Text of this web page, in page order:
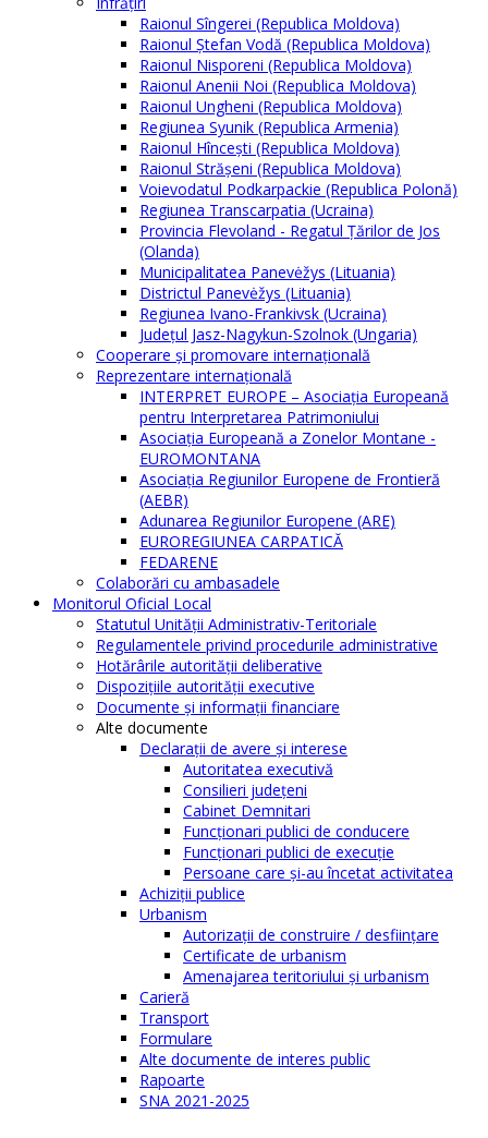
Raionul Sîngerei (Republica Moldova)
Raionul Ștefan Vodă (Republica Moldova)
Raionul Nisporeni (Republica Moldova)
Raionul Anenii Noi (Republica Moldova)
Raionul Ungheni (Republica Moldova)
Regiunea Syunik (Republica Armenia)
Raionul Hîncești (Republica Moldova)
Raionul Străşeni (Republica Moldova)
Voievodatul Podkarpackie (Republica Polonă)
Regiunea Transcarpatia (Ucraina)
Provincia Flevoland - Regatul Ţărilor de Jos
(Olanda)
Municipalitatea Panevėžys (Lituania)
Districtul Panevėžys (Lituania)
Regiunea Ivano-Frankivsk (Ucraina)
Judeţul Jasz-Nagykun-Szolnok (Ungaria)
Cooperare şi promovare internaţională
Reprezentare internaţională
INTERPRET EUROPE – Asociația Europeană
pentru Interpretarea Patrimoniului
Asociația Europeană a Zonelor Montane -
EUROMONTANA
Asociația Regiunilor Europene de Frontieră
(AEBR)
Adunarea Regiunilor Europene (ARE)
EUROREGIUNEA CARPATICĂ
FEDARENE
Colaborări cu ambasadele
Monitorul Oficial Local
Statutul Unităţii Administrativ-Teritoriale
Regulamentele privind procedurile administrative
Hotărârile autorităţii deliberative
Dispoziţiile autorităţii executive
Documente şi informaţii financiare
Alte documente
Declaraţii de avere şi interese
Autoritatea executivă
Consilieri judeţeni
Cabinet Demnitari
Funcţionari publici de conducere
Funcționari publici de execuție
Persoane care şi-au încetat activitatea
Achiziţii publice
Urbanism
Autorizații de construire / desființare
Certificate de urbanism
Amenajarea teritoriului şi urbanism
Carieră
Transport
Formulare
Alte documente de interes public
Rapoarte
SNA 2021-2025